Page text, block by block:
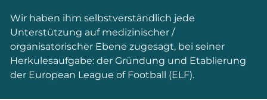
Wir haben ihm selbstverständlich jede
Unterstützung auf medizinischer /
organisatorischer Ebene zugesagt, bei seiner
Herkulesaufgabe: der Gründung und Etablierung
der European League of Football (ELF).